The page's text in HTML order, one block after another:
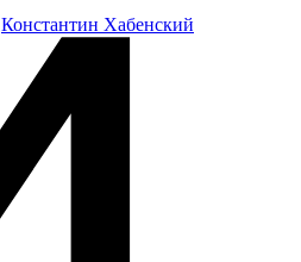
Константин Хабенский